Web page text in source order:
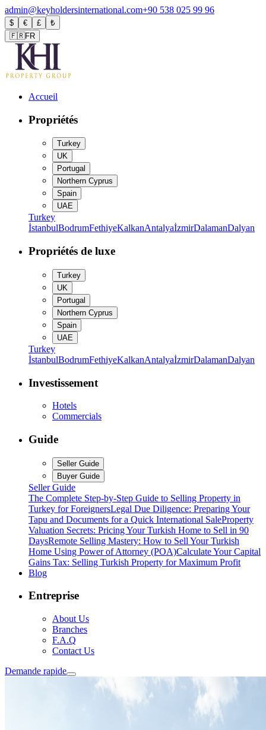
admin@keyholdersinternational.com+90 538 025 99 96
$ € £
₺
🇫🇷FR
Accueil
Propriétés
Turkey
UK
Portugal
Northern Cyprus
Spain
UAE
Turkey
İstanbulBodrumFethiyeKalkanAntalyaİzmirDalamanDalyan
Propriétés de luxe
Turkey
UK
Portugal
Northern Cyprus
Spain
UAE
Turkey
İstanbulBodrumFethiyeKalkanAntalyaİzmirDalamanDalyan
Investissement
Hotels
Commercials
Guide
Seller Guide
Buyer Guide
Seller Guide
The Complete Step-by-Step Guide to Selling Property in
Turkey for ForeignersLegal Due Diligence: Preparing Your
Tapu and Documents for a Quick International SaleProperty
Valuation Secrets: Pricing Your Turkish Home to Sell in 90
DaysRemote Selling Mastery: How to Sell Your Turkish
Home Using Power of Attorney (POA)Calculate Your Capital
Gains Tax: Selling Turkish Property for Maximum Profit
Blog
Entreprise
About Us
Branches
F.A.Q
Contact Us
Demande rapide